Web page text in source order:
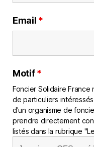
Email *
Motif*
Foncier Solidaire
de particuliers
d'un organisme de
prendre directement
listés dans la rubrique